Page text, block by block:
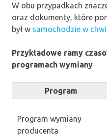
W obu przypadkach
oraz dokumenty, które
był w samochodzie w
Przykładowe ramy
programach wymiany
Program
Program wymiany
producenta